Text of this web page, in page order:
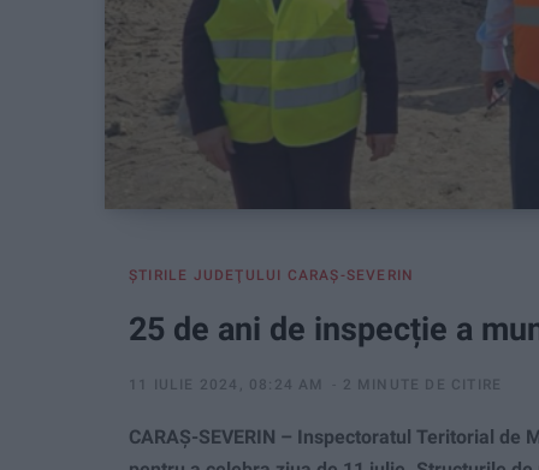
ŞTIRILE JUDEŢULUI CARAŞ-SEVERIN
25 de ani de inspecție a
11 IULIE 2024, 08:24 AM 2 MINUTE DE CITIRE
CARAȘ-SEVERIN – Inspectoratul Teritorial